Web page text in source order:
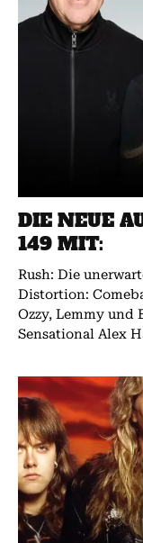
DIE NEUE
149 MIT:
Rush: Die unerwartete
Distortion: Comeback
Ozzy, Lemmy und Elton John
Sensational Alex